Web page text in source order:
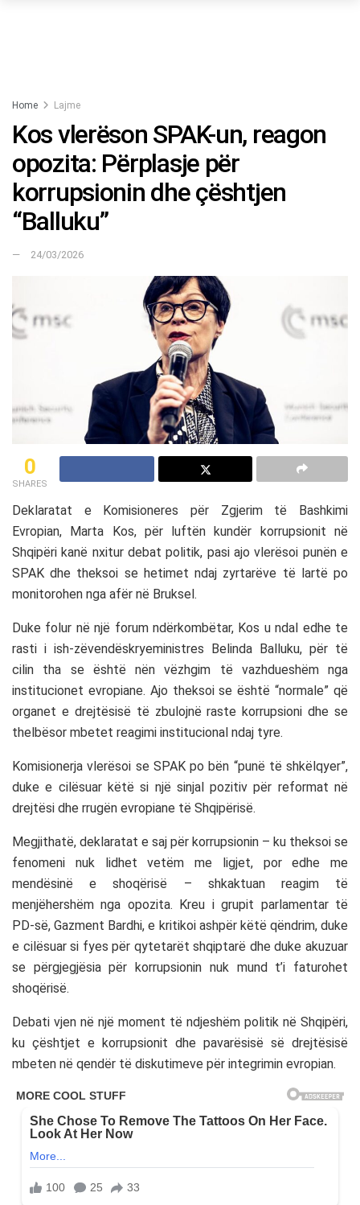
Home Lajme
Kos vlerëson SPAK-un, reagon
opozita: Përplasje për
korrupsionin dhe çështjen
“Balluku”
24/03/2026
0
SHARES
Deklaratat e Komisioneres për Zgjerim të Bashkimi
Evropian, Marta Kos, për luftën kundër korrupsionit në
Shqipëri kanë nxitur debat politik, pasi ajo vlerësoi punën e
SPAK dhe theksoi se hetimet ndaj zyrtarëve të lartë po
monitorohen nga afër në Bruksel.
Duke folur në një forum ndërkombëtar, Kos u ndal edhe te
rasti i ish-zëvendëskryeministres Belinda Balluku, për të
cilin tha se është nën vëzhgim të vazhdueshëm nga
institucionet evropiane. Ajo theksoi se është “normale” që
organet e drejtësisë të zbulojnë raste korrupsioni dhe se
thelbësor mbetet reagimi institucional ndaj tyre.
Komisionerja vlerësoi se SPAK po bën “punë të shkëlqyer”,
duke e cilësuar këtë si një sinjal pozitiv për reformat në
drejtësi dhe rrugën evropiane të Shqipërisë.
Megjithatë, deklaratat e saj për korrupsionin – ku theksoi se
fenomeni nuk lidhet vetëm me ligjet, por edhe me
mendësinë e shoqërisë – shkaktuan reagim të
menjëhershëm nga opozita. Kreu i grupit parlamentar të
PD-së,Gazment Bardhi, e kritikoi ashpër këtë qëndrim, duke
e cilësuar si fyes për qytetarët shqiptarë dhe duke akuzuar
se përgjegjësia për korrupsionin nuk mund t’i faturohet
shoqërisë.
Debati vjen në një moment të ndjeshëm politik në Shqipëri,
ku çështjet e korrupsionit dhe pavarësisë së drejtësisë
mbeten në qendër të diskutimeve për integrimin evropian.